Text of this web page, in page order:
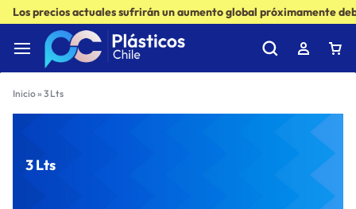
Los precios actuales sufrirán un aumento global próximamente
Inicio» 3 Lts
3 Lts